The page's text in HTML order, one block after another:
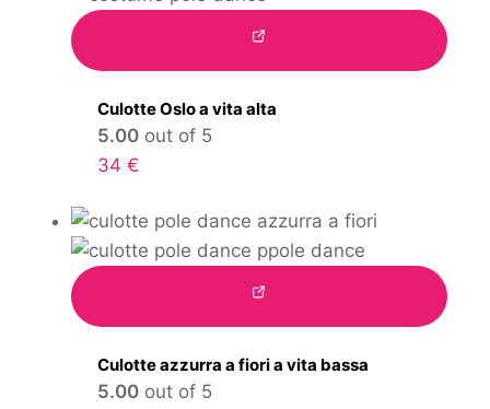
Culotte Oslo a vita alta
5.00out of 5
34 €
Culotte azzurra a fiori a vita bassa
5.00out of 5